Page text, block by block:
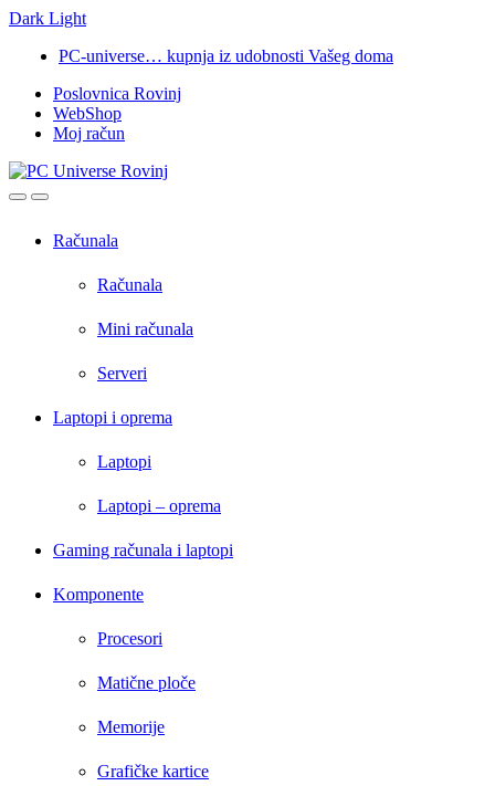
Dark Light
navigation
content
PC-universe… kupnja iz udobnosti Vašeg doma
Poslovnica Rovinj
WebShop
Moj račun
OpenClose
Računala
Računala
Mini računala
Serveri
Laptopi i oprema
Laptopi
Laptopi – oprema
Gaming računala i laptopi
Komponente
Procesori
Matične ploče
Memorije
Grafičke kartice